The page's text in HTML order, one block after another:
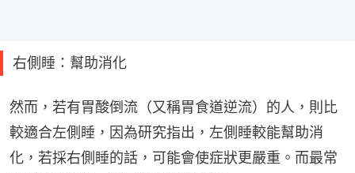
右側睡：幫助消化
然而，若有胃酸倒流（又稱胃食道逆流）的人，則比
較適合左側睡，因為研究指出，左側睡較能幫助消
化，若採右側睡的話，可能會使症狀更嚴重。而最常